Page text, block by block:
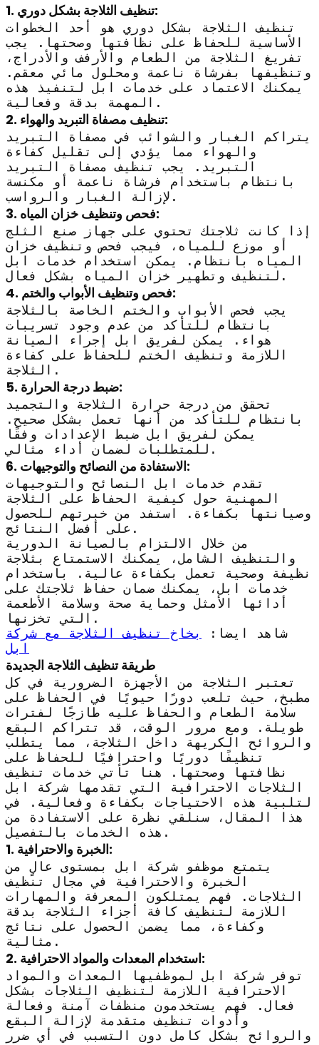
1. تنظيف الثلاجة بشكل دوري:
تنظيف الثلاجة بشكل دوري هو أحد الخطوات
الأساسية للحفاظ على نظافتها وصحتها. يجب
تفريغ الثلاجة من الطعام والأرفف والأدراج،
وتنظيفها بفرشاة ناعمة ومحلول مائي معقم.
يمكنك الاعتماد على خدمات ابل لتنفيذ هذه
المهمة بدقة وفعالية.
2. تنظيف مصفاة التبريد والهواء:
يتراكم الغبار والشوائب في مصفاة التبريد
والهواء مما يؤدي إلى تقليل كفاءة
التبريد. يجب تنظيف مصفاة التبريد
بانتظام باستخدام فرشاة ناعمة أو مكنسة
لإزالة الغبار والرواسب.
3. فحص وتنظيف خزان المياه:
إذا كانت ثلاجتك تحتوي على جهاز صنع الثلج
أو موزع للمياه، فيجب فحص وتنظيف خزان
المياه بانتظام. يمكن استخدام خدمات ابل
لتنظيف وتطهير خزان المياه بشكل فعال.
4. فحص وتنظيف الأبواب والختم:
يجب فحص الأبواب والختم الخاصة بالثلاجة
بانتظام للتأكد من عدم وجود تسريبات
هواء. يمكن لفريق ابل إجراء الصيانة
اللازمة وتنظيف الختم للحفاظ على كفاءة
الثلاجة.
5. ضبط درجة الحرارة:
تحقق من درجة حرارة الثلاجة والتجميد
بانتظام للتأكد من أنها تعمل بشكل صحيح.
يمكن لفريق ابل ضبط الإعدادات وفقًا
للمتطلبات لضمان أداء مثالي.
6. الاستفادة من النصائح والتوجيهات:
تقدم خدمات ابل النصائح والتوجيهات
المهنية حول كيفية الحفاظ على الثلاجة
وصيانتها بكفاءة. استفد من خبرتهم للحصول
على أفضل النتائج.
من خلال الالتزام بالصيانة الدورية
والتنظيف الشامل، يمكنك الاستمتاع بثلاجة
نظيفة وصحية تعمل بكفاءة عالية. باستخدام
خدمات ابل، يمكنك ضمان حفاظ ثلاجتك على
أدائها الأمثل وحماية صحة وسلامة الأطعمة
التي تخزنها.
شاهد ايضا:
بخاخ تنظيف الثلاجة مع شركة
ابل
طريقة تنظيف الثلاجة الجديدة
تعتبر الثلاجة من الأجهزة الضرورية في كل
مطبخ، حيث تلعب دورًا حيويًا في الحفاظ على
سلامة الطعام والحفاظ عليه طازجًا لفترات
طويلة. ومع مرور الوقت، قد تتراكم البقع
والروائح الكريهة داخل الثلاجة، مما يتطلب
تنظيفًا دوريًا واحترافيًا للحفاظ على
نظافتها وصحتها. هنا تأتي خدمات تنظيف
الثلاجات الاحترافية التي تقدمها شركة ابل
لتلبية هذه الاحتياجات بكفاءة وفعالية. في
هذا المقال، سنلقي نظرة على الاستفادة من
هذه الخدمات بالتفصيل.
1. الخبرة والاحترافية:
يتمتع موظفو شركة ابل بمستوى عالٍ من
الخبرة والاحترافية في مجال تنظيف
الثلاجات. فهم يمتلكون المعرفة والمهارات
اللازمة لتنظيف كافة أجزاء الثلاجة بدقة
وكفاءة، مما يضمن الحصول على نتائج
مثالية.
2. استخدام المعدات والمواد الاحترافية:
توفر شركة ابل لموظفيها المعدات والمواد
الاحترافية اللازمة لتنظيف الثلاجات بشكل
فعال. فهم يستخدمون منظفات آمنة وفعالة
وأدوات تنظيف متقدمة لإزالة البقع
والروائح بشكل كامل دون التسبب في أي ضرر